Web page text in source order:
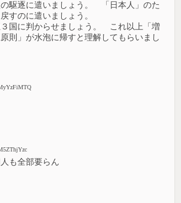
の駆逐に遣いましょう。 「日本人」のた
すのに遣いましょう。
国に判からせましょう。 これ以上「増
則」が水泡に帰すと理解してもらいまし
も全部要らん